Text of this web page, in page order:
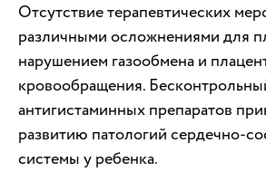
Отсутствие терапевтических
различными осложнениями для
нарушением газообмена и
кровообращения.
антигистаминных препаратов
развитию патологий сердечно-
системы у ребенка.